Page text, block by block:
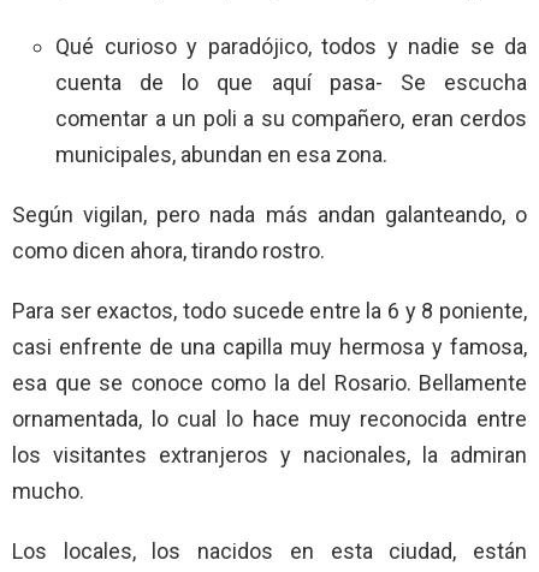
Qué curioso y paradójico, todos y nadie se da
cuenta de lo que aquí pasa- Se escucha
comentar a un poli a su compañero, eran cerdos
municipales, abundan en esa zona.
Según vigilan, pero nada más andan galanteando, o
como dicen ahora, tirando rostro.
Para ser exactos, todo sucede entre la 6 y 8 poniente,
casi enfrente de una capilla muy hermosa y famosa,
esa que se conoce como la del Rosario. Bellamente
ornamentada, lo cual lo hace muy reconocida entre
los visitantes extranjeros y nacionales, la admiran
mucho.
Los locales, los nacidos en esta ciudad, están